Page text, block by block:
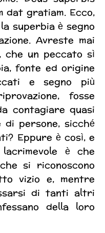
dat gratiam. Ecco,
superbia è segno
Avreste mai
che un peccato sì
fonte ed origine
e segno più
fosse
contagiare quasi
persone, sicché
Eppure è così, e
è che
si riconoscono
vizio e, mentre
di tanti altri
della loro